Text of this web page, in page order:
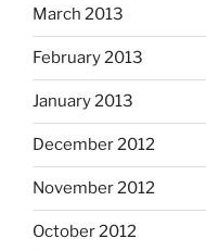
March 2013
February 2013
January 2013
December 2012
November 2012
October 2012